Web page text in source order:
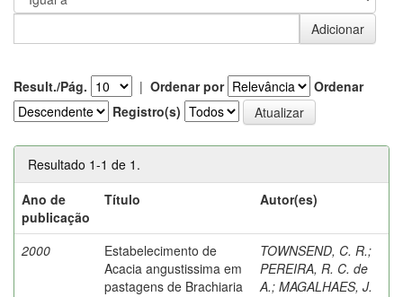
Result./Pág. | Ordenar por
Ordenar
Registro(s)
Resultado 1-1 de 1.
Ano de
publicação
Título Autor(es)
2000
Estabelecimento de
Acacia angustissima em
pastagens de Brachiaria
TOWNSEND, C. R.;
PEREIRA, R. C. de
A.; MAGALHAES, J.